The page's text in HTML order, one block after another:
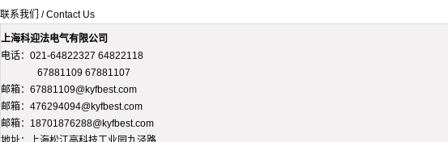
联系我们 / Contact Us
上海科迎法电气有限公司
电话：021-64822327 64822118
67881109 67881107
邮箱：67881109@kyfbest.com
邮箱：476294094@kyfbest.com
邮箱：18701876288@kyfbest.com